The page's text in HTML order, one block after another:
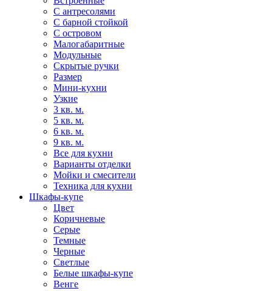
С антресолями
С барной стойкой
С островом
Малогабаритные
Модульные
Скрытые ручки
Размер
Мини-кухни
Узкие
3 кв. м.
5 кв. м.
6 кв. м.
9 кв. м.
Все для кухни
Варианты отделки
Мойки и смесители
Техника для кухни
Шкафы-купе
Цвет
Коричневые
Серые
Темные
Черные
Светлые
Белые шкафы-купе
Венге